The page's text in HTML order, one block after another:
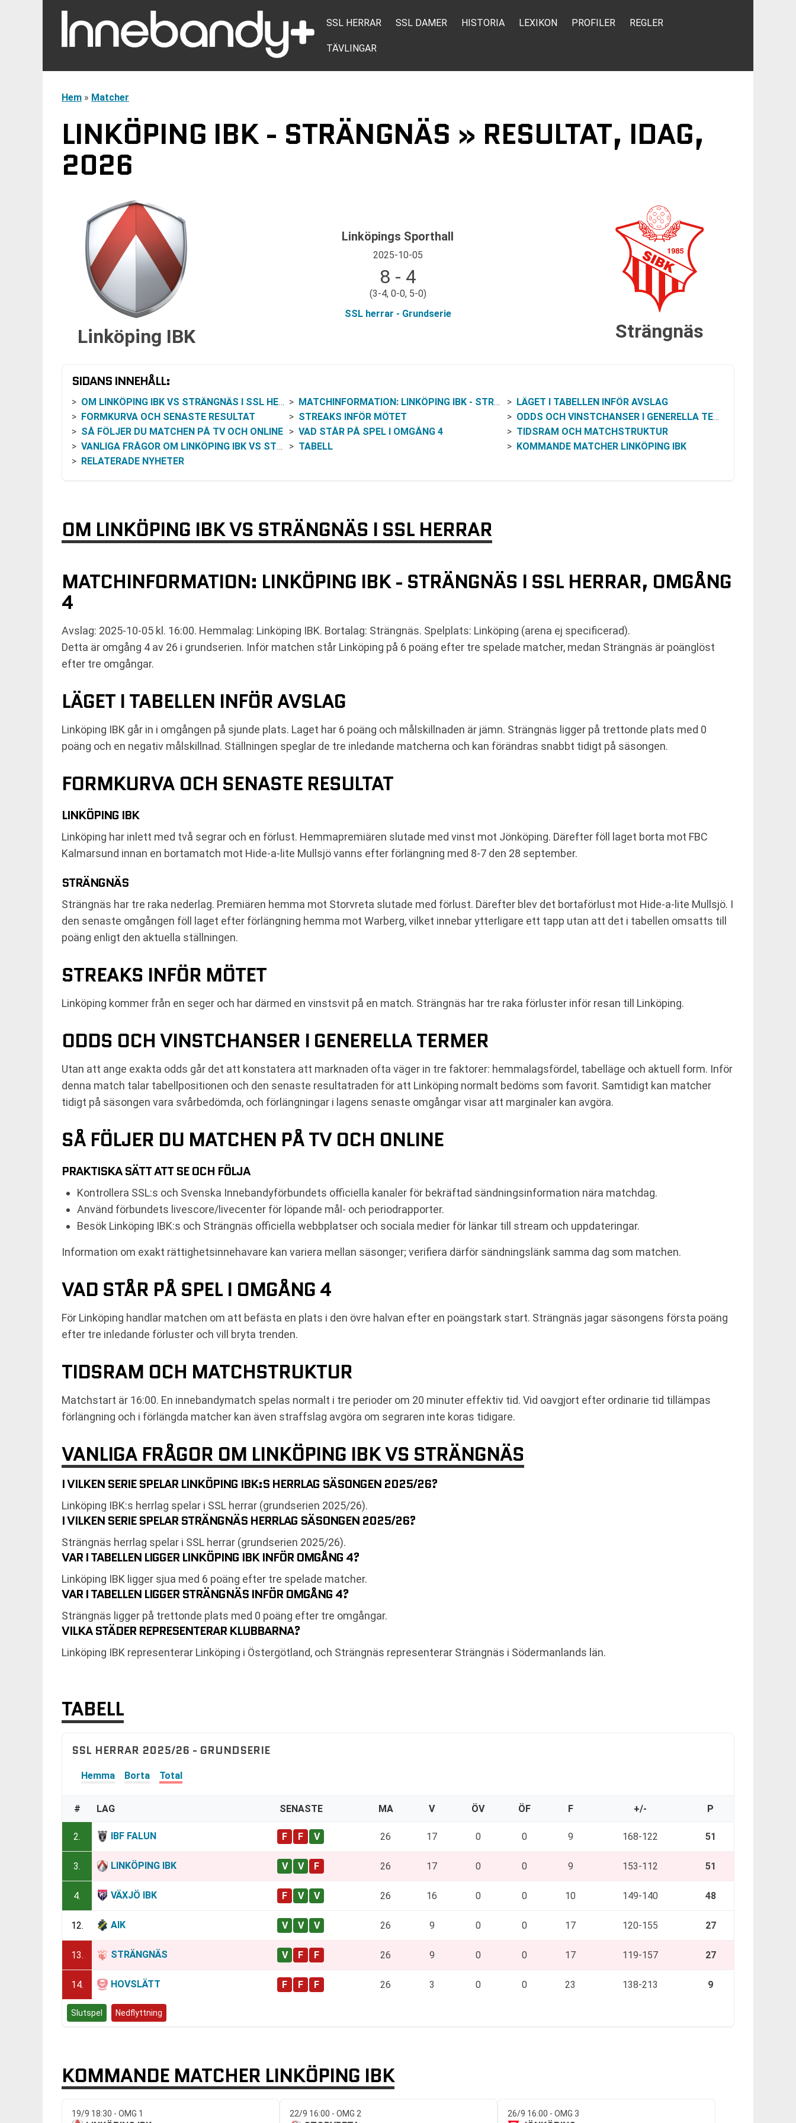
SSL HERRAR SSL DAMER HISTORIA LEXIKON PROFILER REGLER
TÄVLINGAR
Hem » Matcher
LINKÖPING IBK - STRÄNGNÄS » RESULTAT, IDAG,
2026
Linköping IBK
Linköpings Sporthall
2025-10-05
8 - 4
(3-4, 0-0, 5-0)
SSL herrar - Grundserie
Strängnäs
SIDANS INNEHÅLL:
OM LINKÖPING IBK VS STRÄNGNÄS I SSL HERRAR MATCHINFORMATION: LINKÖPING IBK - STRÄNGNÄS I SSL HERRAR, OMGÅNG 4
LÄGET I TABELLEN INFÖR AVSLAG
FORMKURVA OCH SENASTE RESULTAT
STREAKS INFÖR MÖTET
ODDS OCH VINSTCHANSER I GENERELLA TERMER
SÅ FÖLJER DU MATCHEN PÅ TV OCH ONLINE
VAD STÅR PÅ SPEL I OMGÅNG 4
TIDSRAM OCH MATCHSTRUKTUR
VANLIGA FRÅGOR OM LINKÖPING IBK VS STRÄNGNÄS
TABELL
KOMMANDE MATCHER LINKÖPING IBK
RELATERADE NYHETER
OM LINKÖPING IBK VS STRÄNGNÄS I SSL HERRAR
MATCHINFORMATION: LINKÖPING IBK - STRÄNGNÄS I SSL HERRAR, OMGÅNG
4
Avslag: 2025-10-05 kl. 16:00. Hemmalag: Linköping IBK. Bortalag: Strängnäs. Spelplats: Linköping (arena ej specificerad).
Detta är omgång 4 av 26 i grundserien. Inför matchen står Linköping på 6 poäng efter tre spelade matcher, medan Strängnäs är poänglöst
efter tre omgångar.
LÄGET I TABELLEN INFÖR AVSLAG
Linköping IBK går in i omgången på sjunde plats. Laget har 6 poäng och målskillnaden är jämn. Strängnäs ligger på trettonde plats med 0
poäng och en negativ målskillnad. Ställningen speglar de tre inledande matcherna och kan förändras snabbt tidigt på säsongen.
FORMKURVA OCH SENASTE RESULTAT
LINKÖPING IBK
Linköping har inlett med två segrar och en förlust. Hemmapremiären slutade med vinst mot Jönköping. Därefter föll laget borta mot FBC
Kalmarsund innan en bortamatch mot Hide-a-lite Mullsjö vanns efter förlängning med 8-7 den 28 september.
STRÄNGNÄS
Strängnäs har tre raka nederlag. Premiären hemma mot Storvreta slutade med förlust. Därefter blev det bortaförlust mot Hide-a-lite Mullsjö. I
den senaste omgången föll laget efter förlängning hemma mot Warberg, vilket innebar ytterligare ett tapp utan att det i tabellen omsatts till
poäng enligt den aktuella ställningen.
STREAKS INFÖR MÖTET
Linköping kommer från en seger och har därmed en vinstsvit på en match. Strängnäs har tre raka förluster inför resan till Linköping.
ODDS OCH VINSTCHANSER I GENERELLA TERMER
Utan att ange exakta odds går det att konstatera att marknaden ofta väger in tre faktorer: hemmalagsfördel, tabelläge och aktuell form. Inför
denna match talar tabellpositionen och den senaste resultatraden för att Linköping normalt bedöms som favorit. Samtidigt kan matcher
tidigt på säsongen vara svårbedömda, och förlängningar i lagens senaste omgångar visar att marginaler kan avgöra.
SÅ FÖLJER DU MATCHEN PÅ TV OCH ONLINE
PRAKTISKA SÄTT ATT SE OCH FÖLJA
Kontrollera SSL:s och Svenska Innebandyförbundets officiella kanaler för bekräftad sändningsinformation nära matchdag.
Använd förbundets livescore/livecenter för löpande mål- och periodrapporter.
Besök Linköping IBK:s och Strängnäs officiella webbplatser och sociala medier för länkar till stream och uppdateringar.
Information om exakt rättighetsinnehavare kan variera mellan säsonger; verifiera därför sändningslänk samma dag som matchen.
VAD STÅR PÅ SPEL I OMGÅNG 4
För Linköping handlar matchen om att befästa en plats i den övre halvan efter en poängstark start. Strängnäs jagar säsongens första poäng
efter tre inledande förluster och vill bryta trenden.
TIDSRAM OCH MATCHSTRUKTUR
Matchstart är 16:00. En innebandymatch spelas normalt i tre perioder om 20 minuter effektiv tid. Vid oavgjort efter ordinarie tid tillämpas
förlängning och i förlängda matcher kan även straffslag avgöra om segraren inte koras tidigare.
VANLIGA FRÅGOR OM LINKÖPING IBK VS STRÄNGNÄS
I VILKEN SERIE SPELAR LINKÖPING IBK:S HERRLAG SÄSONGEN 2025/26?
Linköping IBK:s herrlag spelar i SSL herrar (grundserien 2025/26).
I VILKEN SERIE SPELAR STRÄNGNÄS HERRLAG SÄSONGEN 2025/26?
Strängnäs herrlag spelar i SSL herrar (grundserien 2025/26).
VAR I TABELLEN LIGGER LINKÖPING IBK INFÖR OMGÅNG 4?
Linköping IBK ligger sjua med 6 poäng efter tre spelade matcher.
VAR I TABELLEN LIGGER STRÄNGNÄS INFÖR OMGÅNG 4?
Strängnäs ligger på trettonde plats med 0 poäng efter tre omgångar.
VILKA STÄDER REPRESENTERAR KLUBBARNA?
Linköping IBK representerar Linköping i Östergötland, och Strängnäs representerar Strängnäs i Södermanlands län.
TABELL
SSL HERRAR 2025/26 - GRUNDSERIE
Hemma Borta Total
# LAG SENASTE MA V ÖV ÖF F +/- P
2. IBF FALUN 26 17 0 0 9 168-122 51
3. LINKÖPING IBK 26 17 0 0 9 153-112 51
4. VÄXJÖ IBK 26 16 0 0 10 149-140 48
12. AIK 26 9 0 0 17 120-155 27
13. STRÄNGNÄS 26 9 0 0 17 119-157 27
14. HOVSLÄTT 26 3 0 0 23 138-213 9
Slutspel Nedflyttning
KOMMANDE MATCHER LINKÖPING IBK
19/9 18:30 - OMG 1 22/9 16:00 - OMG 2 26/9 16:00 - OMG 3